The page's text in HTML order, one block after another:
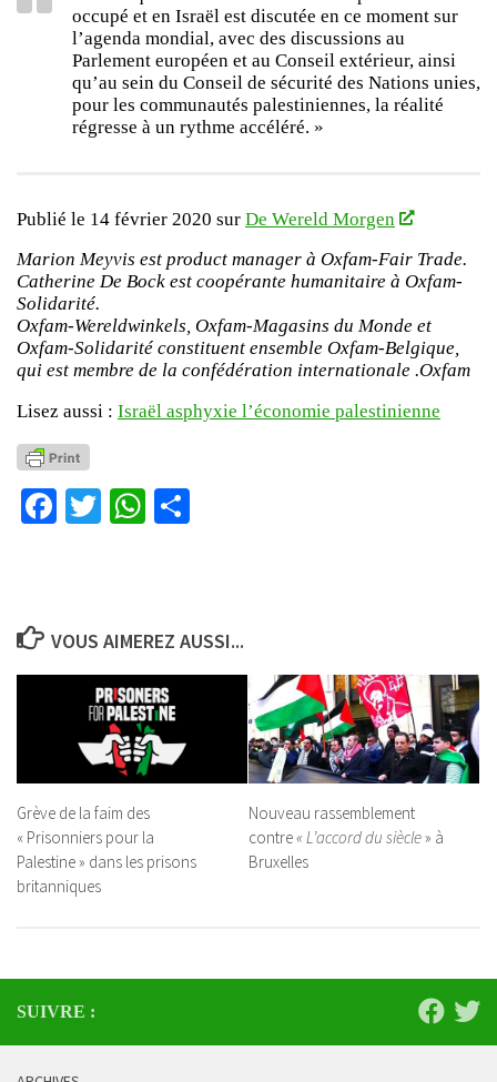
occupé et en Israël est discutée en ce moment sur
l’agenda mondial, avec des discussions au
Parlement européen et au Conseil extérieur, ainsi
qu’au sein du Conseil de sécurité des Nations unies,
pour les communautés palestiniennes, la réalité
régresse à un rythme accéléré. »
Publié le 14 février 2020 sur De Wereld Morgen
Marion Meyvis est product manager à Oxfam-Fair Trade.
Catherine De Bock est coopérante humanitaire à Oxfam-
Solidarité.
Oxfam-Wereldwinkels, Oxfam-Magasins du Monde et
Oxfam-Solidarité constituent ensemble Oxfam-Belgique,
qui est membre de la confédération internationale .Oxfam
Lisez aussi : Israël asphyxie l’économie palestinienne
Facebook
TwitterWhatsApp
VOUS AIMEREZ AUSSI...
Grève de la faim des
« Prisonniers pour la
Palestine » dans les prisons
britanniques
Nouveau rassemblement
contre« L’accord du siècle» à
Bruxelles
SUIVRE :